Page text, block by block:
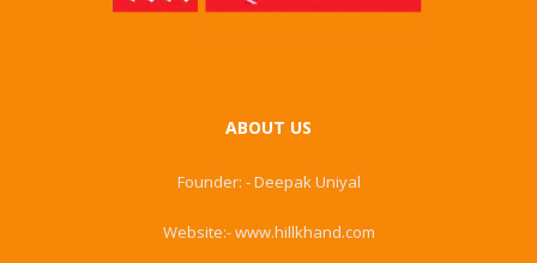
ABOUT US
Founder: - Deepak Uniyal
Website:- www.hillkhand.com